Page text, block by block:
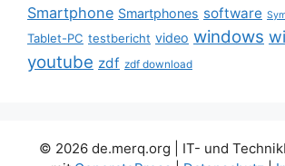
Smartphone Smartphones software
Tablet-PC testbericht video windows
youtube zdf zdf download
© 2026 de.merq.org | IT- und